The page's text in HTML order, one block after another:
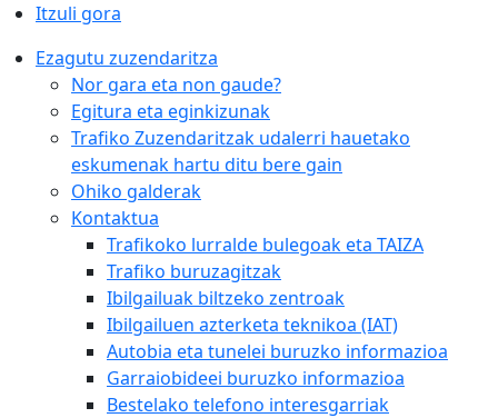
Itzuli gora
Ezagutu zuzendaritza
Nor gara eta non gaude?
Egitura eta eginkizunak
Trafiko Zuzendaritzak udalerri hauetako
eskumenak hartu ditu bere gain
Ohiko galderak
Kontaktua
Trafikoko lurralde bulegoak eta TAIZA
Trafiko buruzagitzak
Ibilgailuak biltzeko zentroak
Ibilgailuen azterketa teknikoa (IAT)
Autobia eta tunelei buruzko informazioa
Garraiobideei buruzko informazioa
Bestelako telefono interesgarriak